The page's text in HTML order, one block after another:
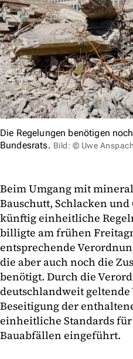
Die Regelungen benötigen
Bundesrats. Bild: © Uwe
Beim Umgang mit
Bauschutt, Schlacken
künftig einheitliche
billigte am frühen
entsprechende
die aber auch noch die
benötigt. Durch die
deutschlandweit geltende
Beseitigung der
einheitliche Standards
Bauabfällen eingeführt.